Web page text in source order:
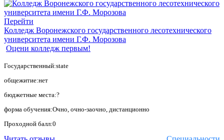
Перейти
Колледж Воронежского государственного лесотехнического
университета имени Г.Ф. Морозова
Оцени колледж первым!
Государственный:state
общежитие:нет
бюджетные места:?
форма обучения:Очно, очно-заочно, дистанционно
Проходной балл:0